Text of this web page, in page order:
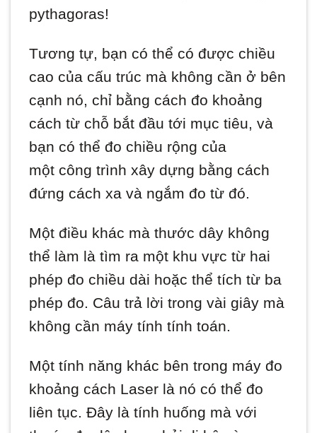
pythagoras!
Tương tự, bạn có thể có được chiều
cao của cấu trúc mà không cần ở bên
cạnh nó, chỉ bằng cách đo khoảng
cách từ chỗ bắt đầu tới mục tiêu, và
bạn có thể đo chiều rộng của
một công trình xây dựng bằng cách
đứng cách xa và ngắm đo từ đó.
Một điều khác mà thước dây không
thể làm là tìm ra một khu vực từ hai
phép đo chiều dài hoặc thể tích từ ba
phép đo. Câu trả lời trong vài giây mà
không cần máy tính tính toán.
Một tính năng khác bên trong máy đo
khoảng cách Laser là nó có thể đo
liên tục. Đây là tính huống mà với